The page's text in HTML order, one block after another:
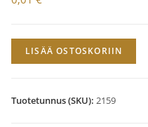
Automaattinen
luonnos
LISÄÄ OSTOSKORIIN
Tuotetunnus (SKU): 2159